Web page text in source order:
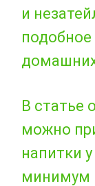
и
В статье
можно
напитки
минимум